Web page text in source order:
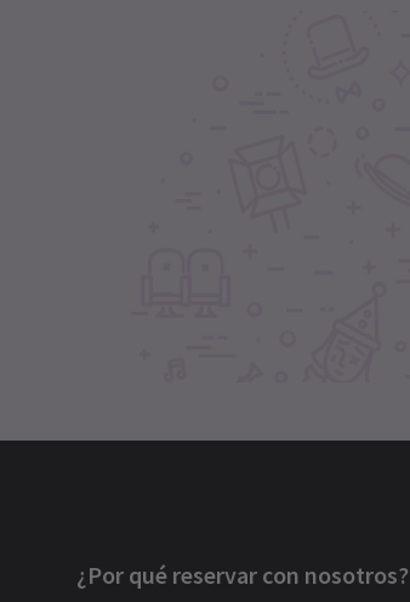
¿Por qué reservar con nosotros?